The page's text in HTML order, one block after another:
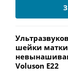
шейки матки
Voluson E22